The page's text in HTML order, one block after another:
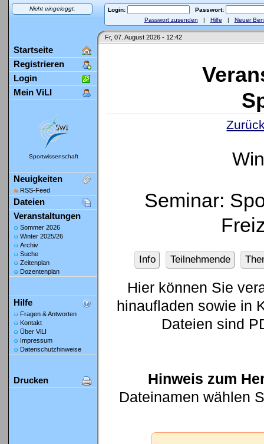
Nicht eingeloggt. Login:
Passwort:
Passwort zusenden | Hilfe | Neuer
Fr, 07. August 2026 - 12:42
Startseite
Registrieren
Login
Mein ViLI
Sportwissenschaft
Neuigkeiten
RSS-Feed
Dateien
Veranstaltungen
Sommer 2026
Winter 2025/26
Archiv
Suche
Zeitenplan
Dozentenplan
Hilfe
Fragen & Antworten
Kontakt
Über ViLI
Impressum
Datenschutzhinweise
Drucken
Seminar:
Info Teilnehmende
Hier können Sie
hinaufladen sowie in
Dateien sind
Hinweis zum
Dateinamen wählen